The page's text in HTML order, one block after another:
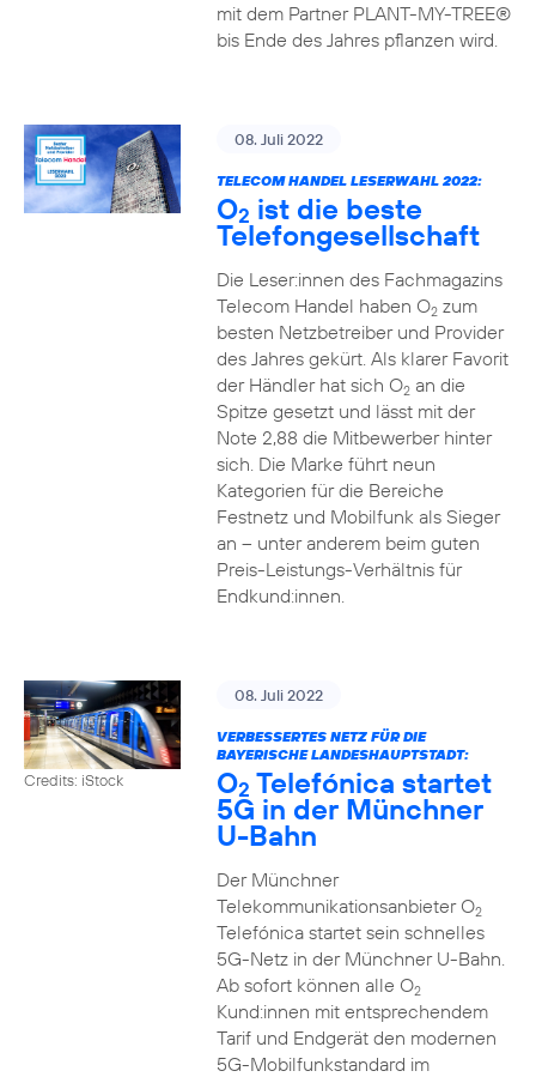
mit dem Partner PLANT-MY-TREE®
bis Ende des Jahres pflanzen wird.
08. Juli 2022
TELECOM HANDEL LESERWAHL 2022:
O2 ist die beste
Telefongesellschaft
Die Leser:innen des Fachmagazins
Telecom Handel haben O2zum
besten Netzbetreiber und Provider
des Jahres gekürt. Als klarer Favorit
der Händler hat sich O2an die
Spitze gesetzt und lässt mit der
Note 2,88 die Mitbewerber hinter
sich. Die Marke führt neun
Kategorien für die Bereiche
Festnetz und Mobilfunk als Sieger
an – unter anderem beim guten
Preis-Leistungs-Verhältnis für
Endkund:innen.
Credits: iStock
08. Juli 2022
VERBESSERTES NETZ FÜR DIE
BAYERISCHE LANDESHAUPTSTADT:
O2 Telefónica startet
5G in der Münchner
U-Bahn
Der Münchner
Telekommunikationsanbieter O2
Telefónica startet sein schnelles
5G-Netz in der Münchner U-Bahn.
Ab sofort können alle O2
Kund:innen mit entsprechendem
Tarif und Endgerät den modernen
5G-Mobilfunkstandard im